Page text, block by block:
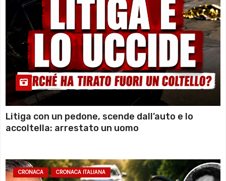
Litiga con un pedone, scende dall’auto e lo
accoltella: arrestato un uomo
CRONACA CRONACA ITALIANA